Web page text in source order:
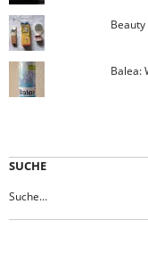
Balea:
SUCHE